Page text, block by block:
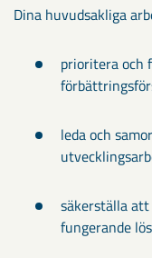
Dina huvudsakliga
prioritera och
leda och
säkerställa
fungerande